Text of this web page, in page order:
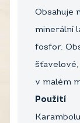
Obsahuje
minerální
fosfor.
v malém
Použití